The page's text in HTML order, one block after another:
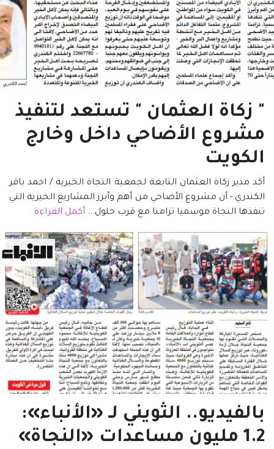
" زكاة العثمان " تستعد لتنفيذ
مشروع الأضاحي داخل وخارج
الكويت
أكد مدير زكاة العثمان التابعة لجمعية النجاة الخيرية / احمد باقر
الكندري - أن مشروع الأضاحي من أهم وأبرز المشاريع الخيرية التي
تنفذها النجاة موسميا تزامنا مع قرب حلول... أكمل القراءة
بالفيديو.. الثويني لـ «الأنباء»:
1.2 مليون مساعدات «النجاة»